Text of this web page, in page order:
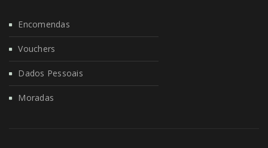
Encomendas
Vouchers
Dados Pessoais
Moradas